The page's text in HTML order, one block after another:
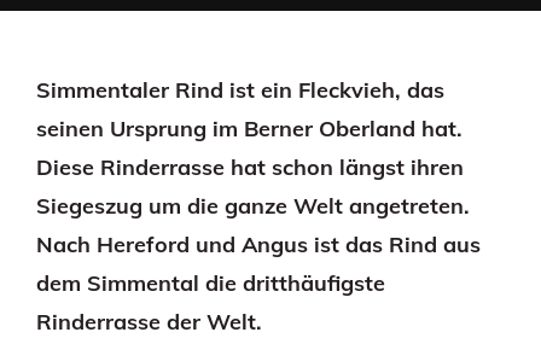
Simmentaler Rind ist ein Fleckvieh, das
seinen Ursprung im Berner Oberland hat.
Diese Rinderrasse hat schon längst ihren
Siegeszug um die ganze Welt angetreten.
Nach Hereford und Angus ist das Rind aus
dem Simmental die dritthäufigste
Rinderrasse der Welt.